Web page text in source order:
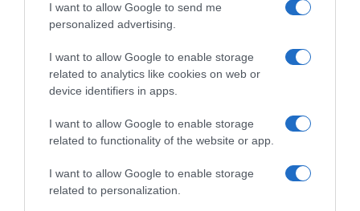
I want to allow Google to send me
personalized advertising.
I want to allow Google to enable storage
related to analytics like cookies on web or
device identifiers in apps.
I want to allow Google to enable storage
related to functionality of the website or app.
I want to allow Google to enable storage
related to personalization.
ΕΛΛΑΔΑ
Προφυλακιστέος ο 23χρονος για τη
δολοφονία του Άλκη – Αναγνώρισε και